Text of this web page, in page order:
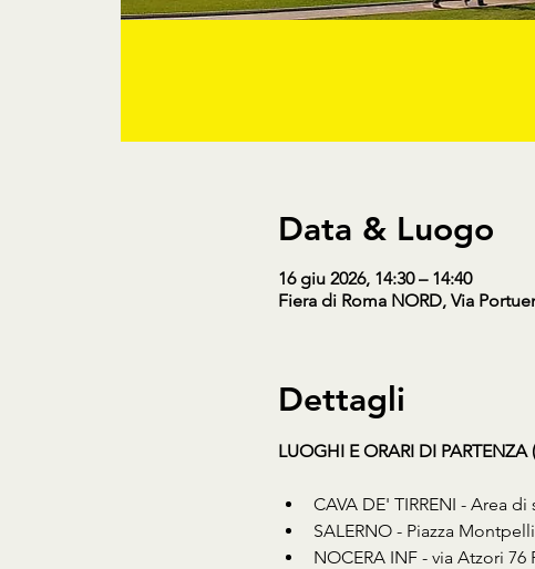
Data & Luogo
16 giu 2026, 14:30 – 14:40
Fiera di Roma NORD, Via
Dettagli
LUOGHI E ORARI DI
CAVA DE' TIRRENI - Area di
SALERNO - Piazza
NOCERA INF - via Atzori